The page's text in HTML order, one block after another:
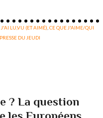
J'AI LU,VU (ET AIMÉ) ,CE QUE J'AIME/QUI
DU JEUDI
? La question